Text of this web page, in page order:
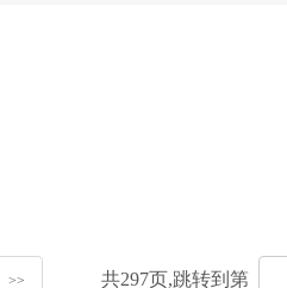
>> 共297页,跳转到第